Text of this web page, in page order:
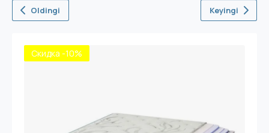
Oldingi Keyingi
Скидка -10%